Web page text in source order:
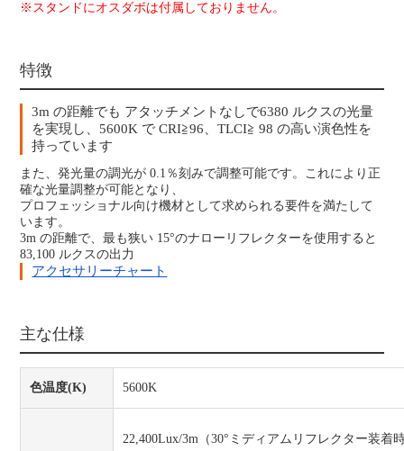
※スタンドにオスダボは付属しておりません。
特徴
3m の距離でも アタッチメントなしで6380 ルクスの光量
を実現し、5600K で CRI≧96、TLCI≧ 98 の高い演色性を
持っています
また、発光量の調光が 0.1％刻みで調整可能です。これにより正
確な光量調整が可能となり、
プロフェッショナル向け機材として求められる要件を満たして
います。
3m の距離で、最も狭い 15°のナローリフレクターを使用すると
83,100 ルクスの出力
アクセサリーチャート
主な仕様
色温度(K) 5600K
22,400Lux/3m（30°ミディアムリフレクター装着